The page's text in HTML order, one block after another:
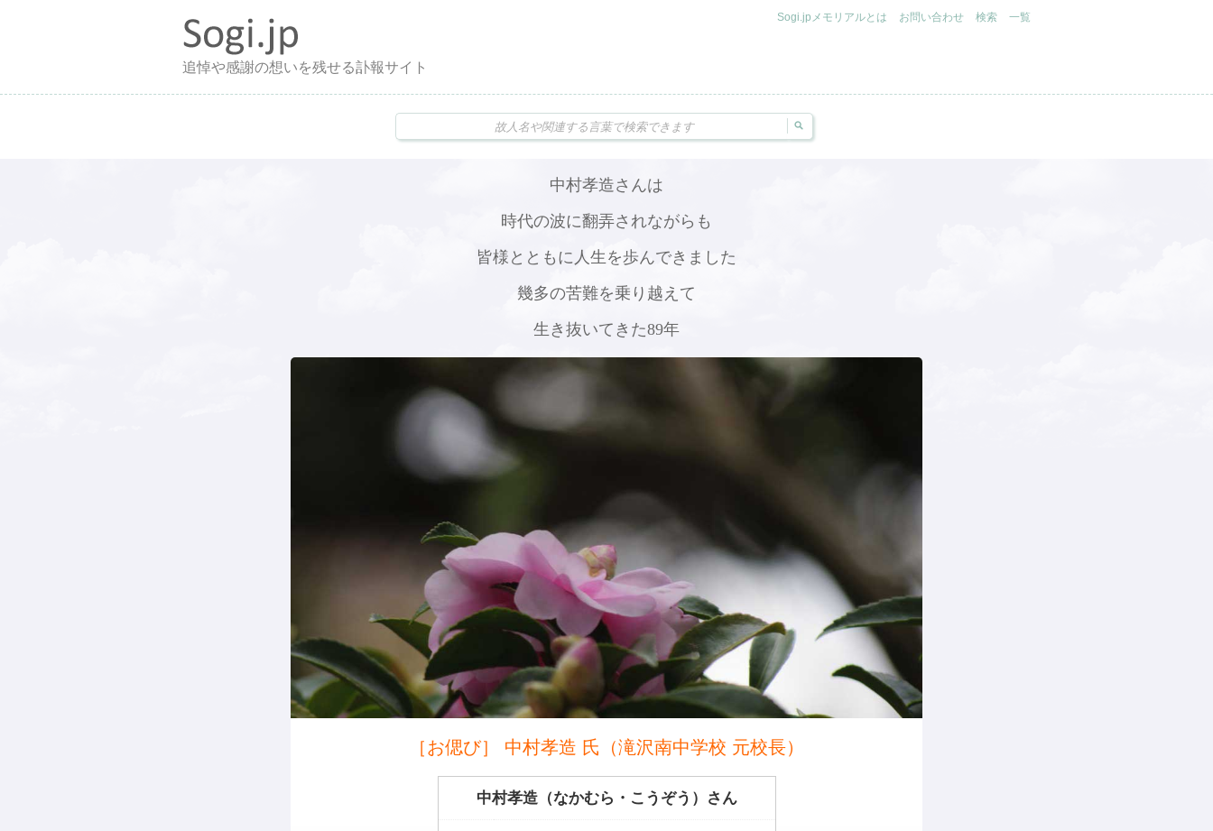
追悼や感謝の想いを残せる訃報サイト
Sogi.jpメモリアルとは お問い合わせ 検索 一覧
中村孝造さんは
時代の波に翻弄されながらも
皆様とともに人生を歩んできました
幾多の苦難を乗り越えて
生き抜いてきた89年
［お偲び］ 中村孝造 氏（滝沢南中学校 元校長）
中村孝造（なかむら・こうぞう）さん